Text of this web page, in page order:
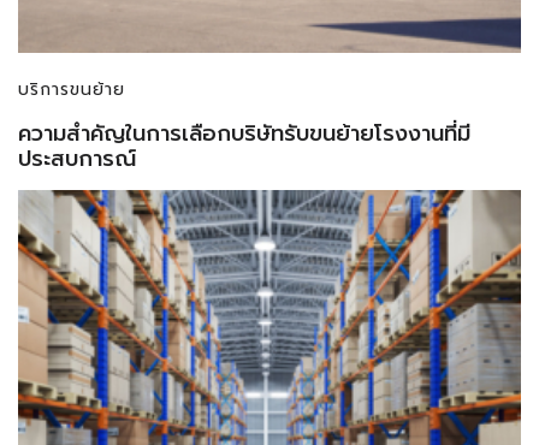
บริการขนย้าย
ความสำคัญในการเลือกบริษัทรับขนย้ายโรงงานที่มี
ประสบการณ์